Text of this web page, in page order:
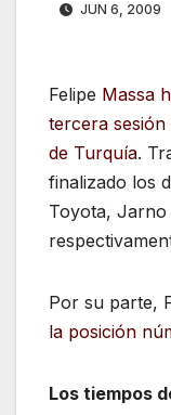
JUN 6, 2009
Felipe Massa
tercera sesión
de Turquía.
finalizado los
Toyota,
Por su parte,
la posición
Los tiempos